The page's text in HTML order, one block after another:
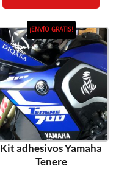
¡ENVÍO GRATIS!
Kit adhesivos Yamaha
Tenere